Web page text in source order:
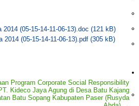
2014 (05-15-14-11-06-13).doc (121 kB)
2014 (05-15-14-11-06-13).pdf (305 kB)
Program Corporate Social Responsibility
Kideco Jaya Agung di Desa Batu Kajang
Batu Sopang Kabupaten Paser (Rusyda